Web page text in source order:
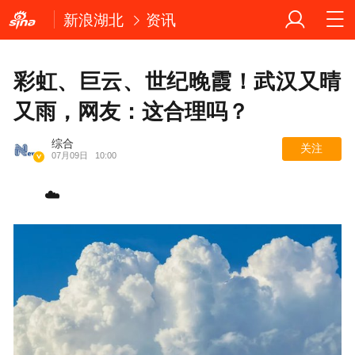
新浪湖北 资讯
彩虹、巨云、世纪晚霞！武汉又晴
又雨，网友：这合理吗？
综合
07月09日 10:00
关注
☁️